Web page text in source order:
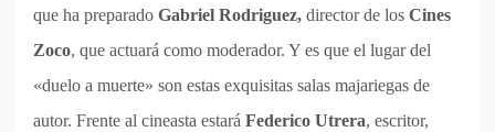
que ha preparado Gabriel Rodriguez, director de los Cines
Zoco, que actuará como moderador. Y es que el lugar del
«duelo a muerte» son estas exquisitas salas majariegas de
autor. Frente al cineasta estará Federico Utrera, escritor,